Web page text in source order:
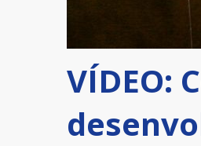
VÍDEO: